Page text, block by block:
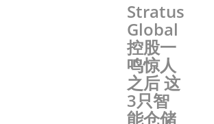
Stratus
Global
控股一
鸣惊人
之后 这
3只智
能仓储